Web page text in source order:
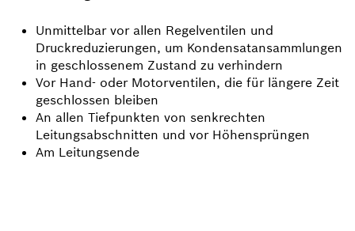
Unmittelbar vor allen Regelventilen und
Druckreduzierungen, um Kondensatansammlungen
in geschlossenem Zustand zu verhindern
Vor Hand- oder Motorventilen, die für längere Zeit
geschlossen bleiben
An allen Tiefpunkten von senkrechten
Leitungsabschnitten und vor Höhensprüngen
Am Leitungsende